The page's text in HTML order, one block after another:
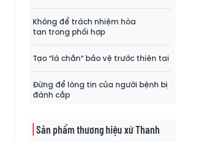
Không để trách nhiệm hòa
tan trong phối hợp
Tạo “lá chắn” bảo vệ trước thiên tai
Đừng để lòng tin của người bệnh bị
đánh cắp
Sản phẩm thương hiệu xứ Thanh